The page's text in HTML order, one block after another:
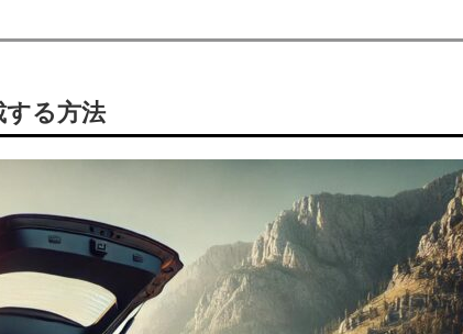
る方法